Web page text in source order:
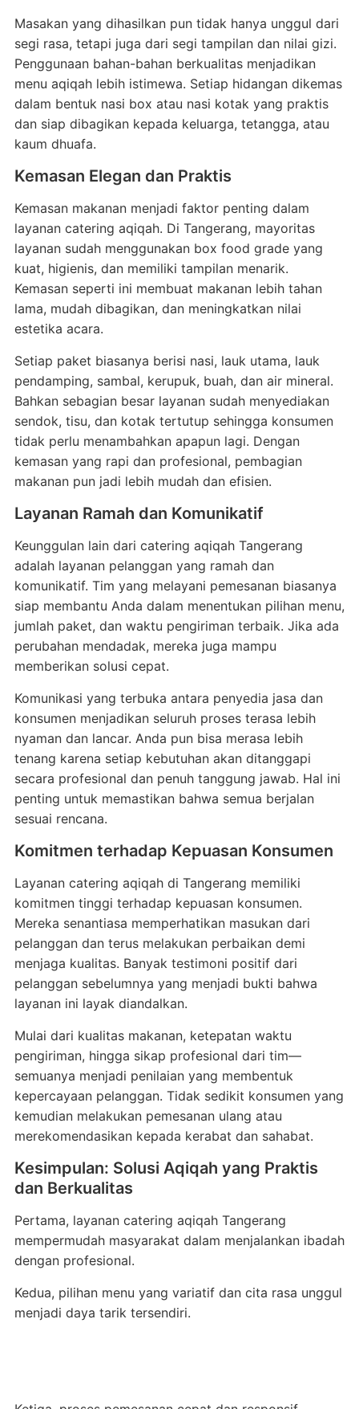
Masakan yang dihasilkan pun tidak hanya unggul dari
segi rasa, tetapi juga dari segi tampilan dan nilai gizi.
Penggunaan bahan-bahan berkualitas menjadikan
menu aqiqah lebih istimewa. Setiap hidangan dikemas
dalam bentuk nasi box atau nasi kotak yang praktis
dan siap dibagikan kepada keluarga, tetangga, atau
kaum dhuafa.
Kemasan Elegan dan Praktis
Kemasan makanan menjadi faktor penting dalam
layanan catering aqiqah. Di Tangerang, mayoritas
layanan sudah menggunakan box food grade yang
kuat, higienis, dan memiliki tampilan menarik.
Kemasan seperti ini membuat makanan lebih tahan
lama, mudah dibagikan, dan meningkatkan nilai
estetika acara.
Setiap paket biasanya berisi nasi, lauk utama, lauk
pendamping, sambal, kerupuk, buah, dan air mineral.
Bahkan sebagian besar layanan sudah menyediakan
sendok, tisu, dan kotak tertutup sehingga konsumen
tidak perlu menambahkan apapun lagi. Dengan
kemasan yang rapi dan profesional, pembagian
makanan pun jadi lebih mudah dan efisien.
Layanan Ramah dan Komunikatif
Keunggulan lain dari catering aqiqah Tangerang
adalah layanan pelanggan yang ramah dan
komunikatif. Tim yang melayani pemesanan biasanya
siap membantu Anda dalam menentukan pilihan menu,
jumlah paket, dan waktu pengiriman terbaik. Jika ada
perubahan mendadak, mereka juga mampu
memberikan solusi cepat.
Komunikasi yang terbuka antara penyedia jasa dan
konsumen menjadikan seluruh proses terasa lebih
nyaman dan lancar. Anda pun bisa merasa lebih
tenang karena setiap kebutuhan akan ditanggapi
secara profesional dan penuh tanggung jawab. Hal ini
penting untuk memastikan bahwa semua berjalan
sesuai rencana.
Komitmen terhadap Kepuasan Konsumen
Layanan catering aqiqah di Tangerang memiliki
komitmen tinggi terhadap kepuasan konsumen.
Mereka senantiasa memperhatikan masukan dari
pelanggan dan terus melakukan perbaikan demi
menjaga kualitas. Banyak testimoni positif dari
pelanggan sebelumnya yang menjadi bukti bahwa
layanan ini layak diandalkan.
Mulai dari kualitas makanan, ketepatan waktu
pengiriman, hingga sikap profesional dari tim—
semuanya menjadi penilaian yang membentuk
kepercayaan pelanggan. Tidak sedikit konsumen yang
kemudian melakukan pemesanan ulang atau
merekomendasikan kepada kerabat dan sahabat.
Kesimpulan: Solusi Aqiqah yang Praktis
dan Berkualitas
Pertama, layanan catering aqiqah Tangerang
mempermudah masyarakat dalam menjalankan ibadah
dengan profesional.
Kedua, pilihan menu yang variatif dan cita rasa unggul
menjadi daya tarik tersendiri.